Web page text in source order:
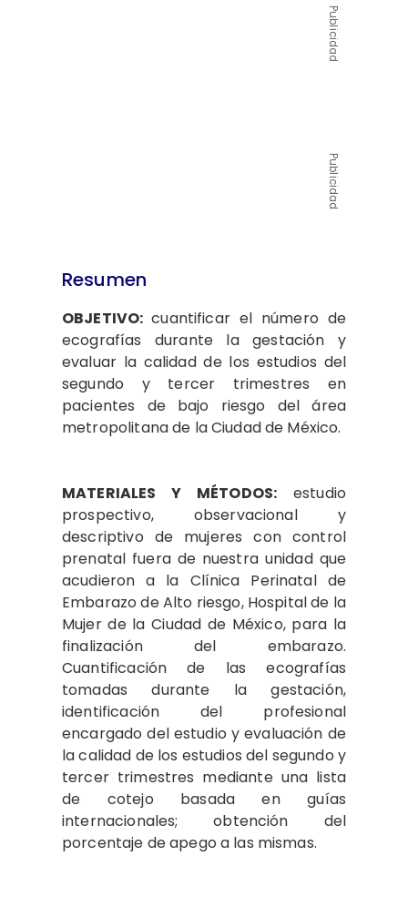
Publicidad
Publicidad
Resumen
OBJETIVO:cuantificar el número de
ecografías durante la gestación y
evaluar la calidad de los estudios del
segundo y tercer trimestres en
pacientes de bajo riesgo del área
metropolitana de la Ciudad de México.
MATERIALES Y MÉTODOS: estudio
prospectivo, observacional y
descriptivo de mujeres con control
prenatal fuera de nuestra unidad que
acudieron a la Clínica Perinatal de
Embarazo de Alto riesgo, Hospital de la
Mujer de la Ciudad de México, para la
finalización del embarazo.
Cuantificación de las ecografías
tomadas durante la gestación,
identificación del profesional
encargado del estudio y evaluación de
la calidad de los estudios del segundo y
tercer trimestres mediante una lista
de cotejo basada en guías
internacionales; obtención del
porcentaje de apego a las mismas.